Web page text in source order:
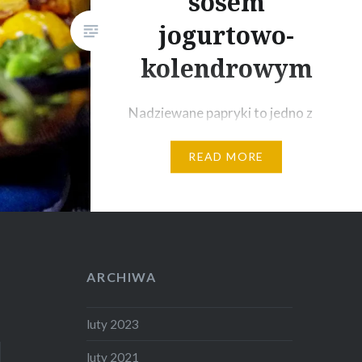
jogurtowo-
kolendrowym
Nadziewane papryki to jedno z
Meksyku robią je na wiele
i ocenić. Składniki:6 długich,
pomarańczowych)Ok 400 g
READ MORE
ARCHIWA
luty 2023
luty 2021